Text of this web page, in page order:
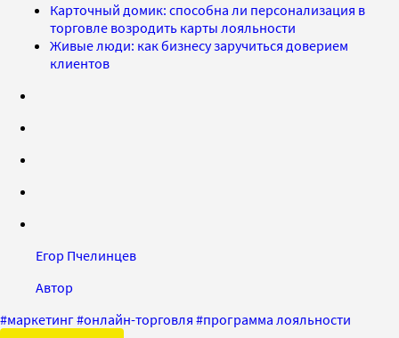
Карточный домик: способна ли персонализация в
торговле возродить карты лояльности
Живые люди: как бизнесу заручиться доверием
клиентов
Егор Пчелинцев
Автор
#маркетинг#онлайн-торговля #программа лояльности